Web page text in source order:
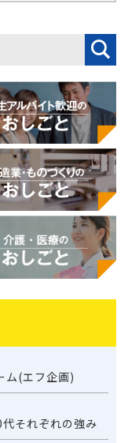
ム(エフ企画)
それぞれの強み